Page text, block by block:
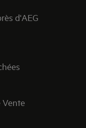
d'AEG
Vente